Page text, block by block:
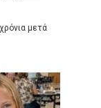
μετά